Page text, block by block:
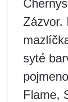
Zázvor.
syté
Flame,